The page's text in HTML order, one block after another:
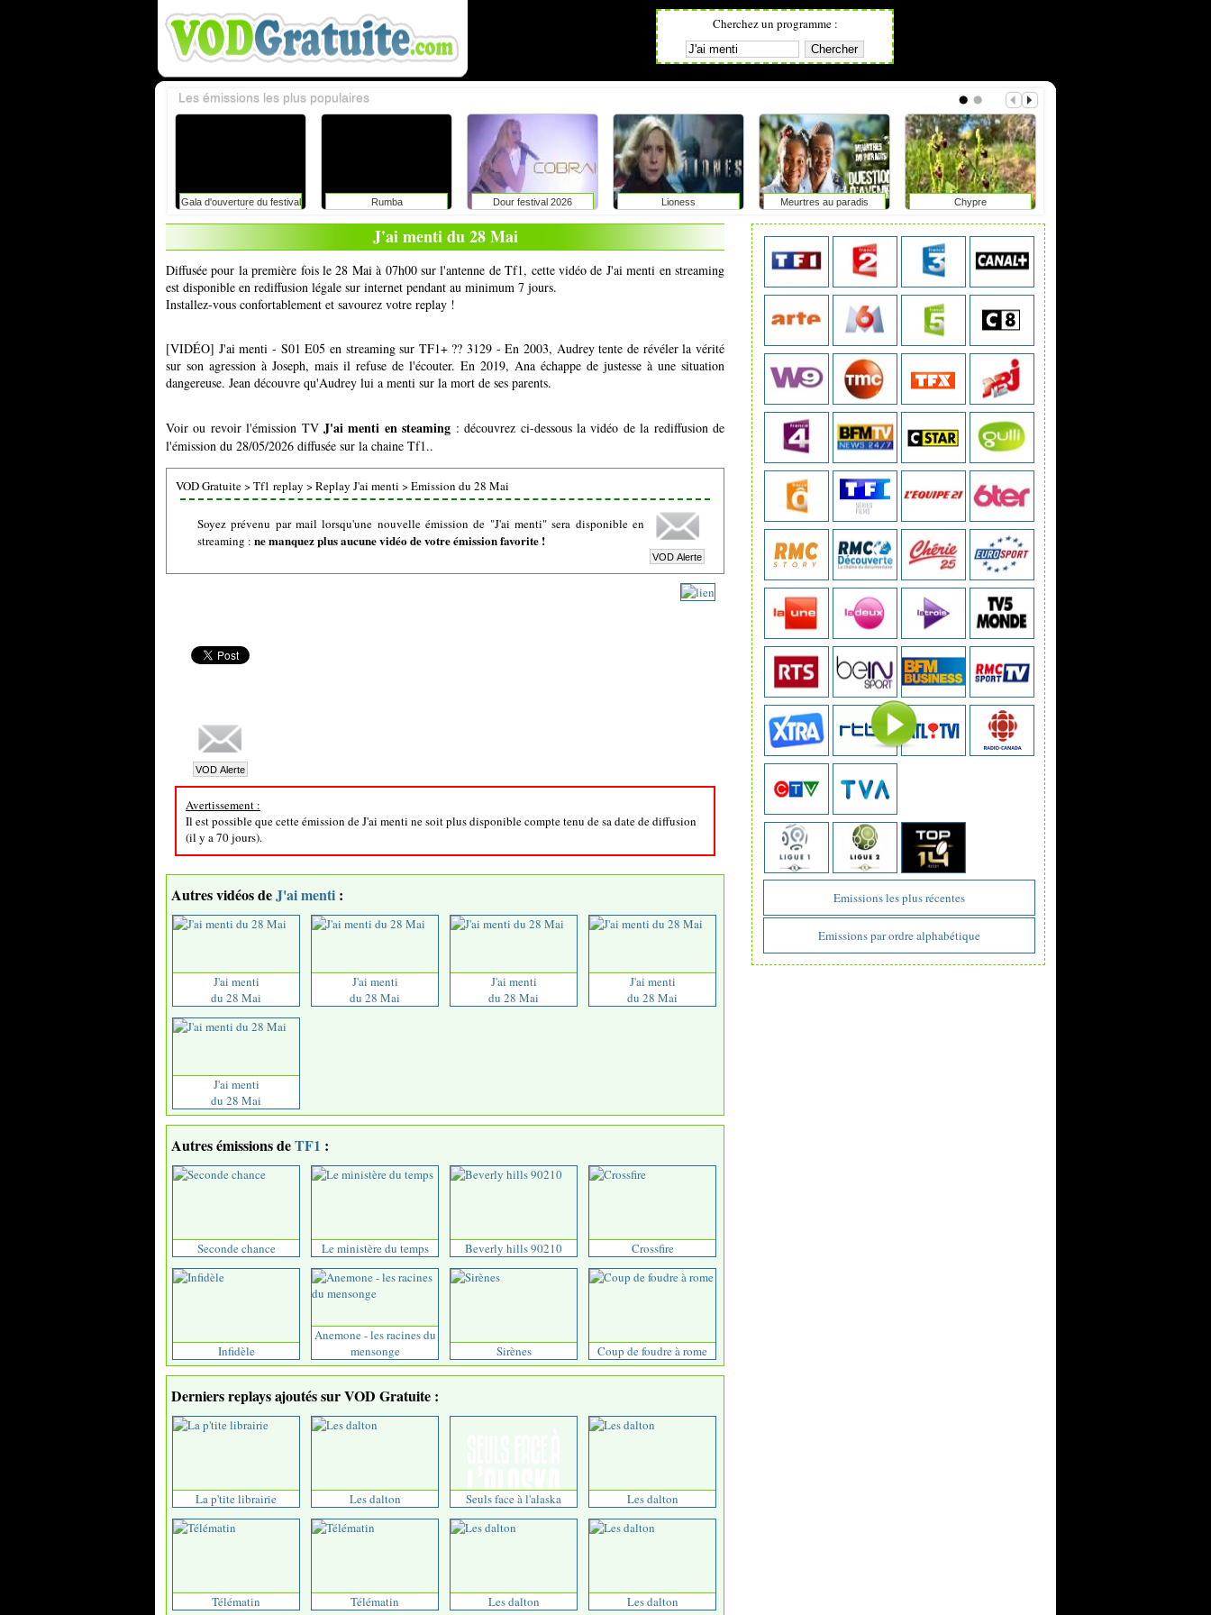
Cherchez un programme :
Gala d'ouverture du festival
du rire de liège avec
caroline vigneaux: faut-il
Rumba Dour festival 2026 Lioness Meurtres au paradis Chypre
Les émissions les plus populaires
Emissions les plus récentes
Emissions par ordre alphabétique
J'ai menti du 28 Mai
Diffusée pour la première fois le 28 Mai à 07h00 sur l'antenne de Tf1, cette vidéo de J'ai menti en streaming
est disponible en rediffusion légale sur internet pendant au minimum 7 jours.
Installez-vous confortablement et savourez votre replay !
[VIDÉO] J'ai menti - S01 E05 en streaming sur TF1+ ?? 3129 - En 2003, Audrey tente de révéler la vérité
sur son agression à Joseph, mais il refuse de l'écouter. En 2019, Ana échappe de justesse à une situation
dangereuse. Jean découvre qu'Audrey lui a menti sur la mort de ses parents.
Voir ou revoir l'émission TVJ'ai menti en steaming : découvrez ci-dessous la vidéo de la rediffusion de
l'émission du 28/05/2026 diffusée sur la chaine Tf1..
VOD Gratuite>Tf1 replay >Replay J'ai menti >Emission du 28 Mai
Soyez prévenu par mail lorsqu'une nouvelle émission de "J'ai menti" sera disponible en
streaming : ne manquez plus aucune vidéo de votre émission favorite !
Avertissement :
Il est possible que cette émission de J'ai menti ne soit plus disponible compte tenu de sa date de diffusion
(il y a 70 jours).
Autres vidéos deJ'ai menti :
J'ai menti
du 28 Mai
J'ai menti
du 28 Mai
J'ai menti
du 28 Mai
J'ai menti
du 28 Mai
J'ai menti
du 28 Mai
Autres émissions deTF1 :
Seconde chance Le ministère du temps Beverly hills 90210 Crossfire
Infidèle
Anemone - les racines du
mensonge
Sirènes Coup de foudre à rome
Derniers replays ajoutés sur VOD Gratuite :
La p'tite librairie Les dalton Seuls face à l'alaska Les dalton
Télématin Télématin Les dalton Les dalton